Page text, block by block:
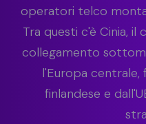
operatori telco
Tra questi c'è Cinia, il
collegamento
l'Europa centrale,
finlandese e